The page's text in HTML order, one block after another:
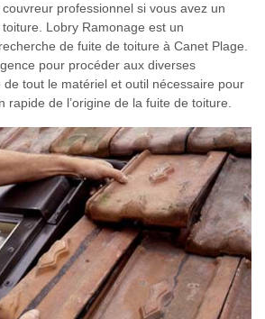
professionnel si vous avez un
Lobry Ramonage est un
de fuite de toiture à Canet Plage.
pour procéder aux diverses
tout le matériel et outil nécessaire pour
rapide de l’origine de la fuite de toiture.